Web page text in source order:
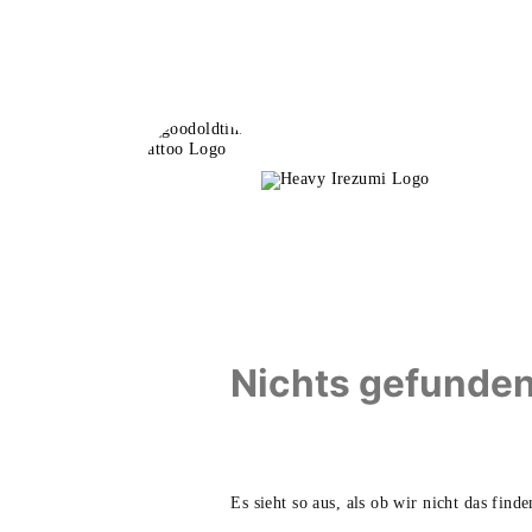
Nichts
Es sieht so aus, als ob wir nicht das